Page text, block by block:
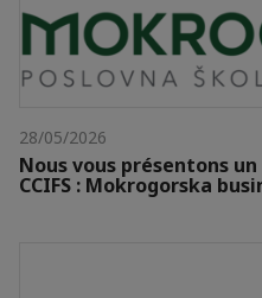
28/05/2026
Nous vous présentons
CCIFS : Mokrogorska